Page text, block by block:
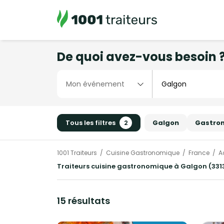
De quoi avez-vous besoin
Tous les filtres 2 Galgon
1001 Traiteurs Cuisine Gastronomique France
Traiteurs cuisine gastronomique à Galgon
15 résultats